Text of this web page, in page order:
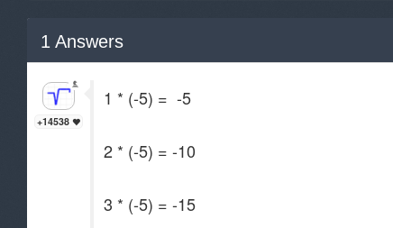
1 Answers
+14538
1 * (-5) = -5
2 * (-5) = -10
3 * (-5) = -15